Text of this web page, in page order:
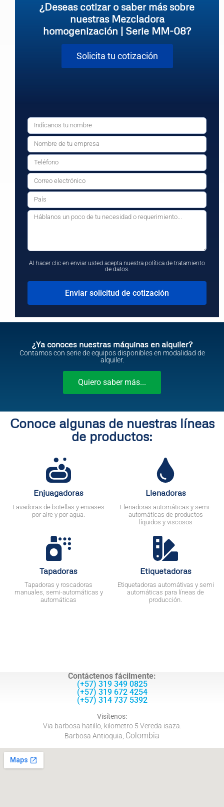
¿Deseas cotizar o saber más sobre
nuestras Mezcladora
homogenización | Serie MM-08?
Solicita tu cotización
Al hacer clic en enviar usted acepta nuestra política de tratamiento
de datos.
Enviar solicitud de cotización
¿Ya conoces nuestras máquinas en alquiler?
Contamos con serie de equipos disponibles en modalidad de
alquiler.
Quiero saber más...
Conoce algunas de nuestras líneas
de productos:
Enjuagadoras
Lavadoras de botellas y envases
por aire y por agua.
Llenadoras
Llenadoras automáticas y semi-
automáticas de productos
líquidos y viscosos
Tapadoras
Tapadoras y roscadoras
manuales, semi-automáticas y
automáticas
Etiquetadoras
Etiquetadoras automátivas y semi
automáticas para líneas de
producción.
Contáctenos fácilmente:
(+57) 319 349 0825
(+57) 319 672 4254
(+57) 314 737 5392
Visítenos:
Via barbosa hatillo, kilometro 5 Vereda isaza.
Barbosa Antioquia, Colombia